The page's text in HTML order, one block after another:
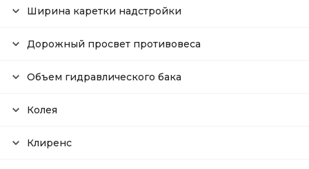
Ширина каретки надстройки
Дорожный просвет противовеса
Объем гидравлического бака
Колея
Клиренс